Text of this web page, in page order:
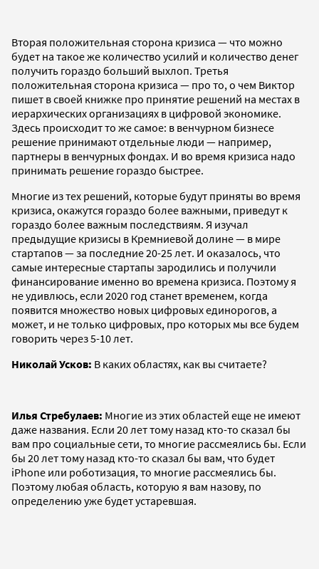
Вторая положительная сторона кризиса — что можно
будет на такое же количество усилий и количество денег
получить гораздо больший выхлоп. Третья
положительная сторона кризиса — про то, о чем Виктор
пишет в своей книжке про принятие решений на местах в
иерархических организациях в цифровой экономике.
Здесь происходит то же самое: в венчурном бизнесе
решение принимают отдельные люди — например,
партнеры в венчурных фондах. И во время кризиса надо
принимать решение гораздо быстрее.
Многие из тех решений, которые будут приняты во время
кризиса, окажутся гораздо более важными, приведут к
гораздо более важным последствиям. Я изучал
предыдущие кризисы в Кремниевой долине — в мире
стартапов — за последние 20-25 лет. И оказалось, что
самые интересные стартапы зародились и получили
финансирование именно во времена кризиса. Поэтому я
не удивлюсь, если 2020 год станет временем, когда
появится множество новых цифровых единорогов, а
может, и не только цифровых, про которых мы все будем
говорить через 5-10 лет.
Николай Усков: В каких областях, как вы считаете?
Илья Стребулаев: Многие из этих областей еще не имеют
даже названия. Если 20 лет тому назад кто-то сказал бы
вам про социальные сети, то многие рассмеялись бы. Если
бы 20 лет тому назад кто-то сказал бы вам, что будет
iPhone или роботизация, то многие рассмеялись бы.
Поэтому любая область, которую я вам назову, по
определению уже будет устаревшая.